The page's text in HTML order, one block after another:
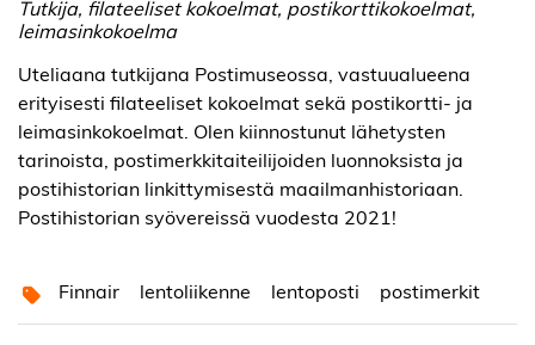
Tutkija, filateeliset kokoelmat, postikorttikokoelmat,
leimasinkokoelma
Uteliaana tutkijana Postimuseossa, vastuualueena
erityisesti filateeliset kokoelmat sekä postikortti- ja
leimasinkokoelmat. Olen kiinnostunut lähetysten
tarinoista, postimerkkitaiteilijoiden luonnoksista ja
postihistorian linkittymisestä maailmanhistoriaan.
Postihistorian syövereissä vuodesta 2021!
Finnair lentoliikenne lentoposti postimerkit